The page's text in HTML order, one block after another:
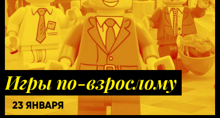
Игры по-взрослому
23 ЯНВАРЯ